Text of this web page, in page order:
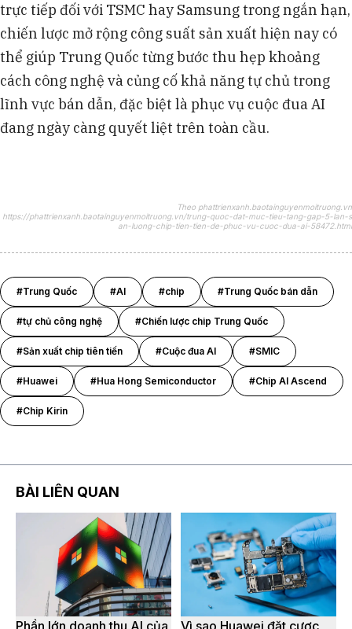
trực tiếp đối với TSMC hay Samsung trong ngắn hạn,
chiến lược mở rộng công suất sản xuất hiện nay có
thể giúp Trung Quốc từng bước thu hẹp khoảng
cách công nghệ và củng cố khả năng tự chủ trong
lĩnh vực bán dẫn, đặc biệt là phục vụ cuộc đua AI
đang ngày càng quyết liệt trên toàn cầu.
Theo phattrienxanh.baotainguyenmoitruong.vn
https://phattrienxanh.baotainguyenmoitruong.vn/trung-quoc-dat-muc-tieu-tang-gap-5-lan-s
an-luong-chip-tien-tien-de-phuc-vu-cuoc-dua-ai-58472.html
#Trung Quốc #AI #chip #Trung Quốc bán dẫn
#tự chủ công nghệ #Chiến lược chip Trung Quốc
#Sản xuất chip tiên tiến #Cuộc đua AI #SMIC
#Huawei #Hua Hong Semiconductor #Chip AI Ascend
#Chip Kirin
BÀI LIÊN QUAN